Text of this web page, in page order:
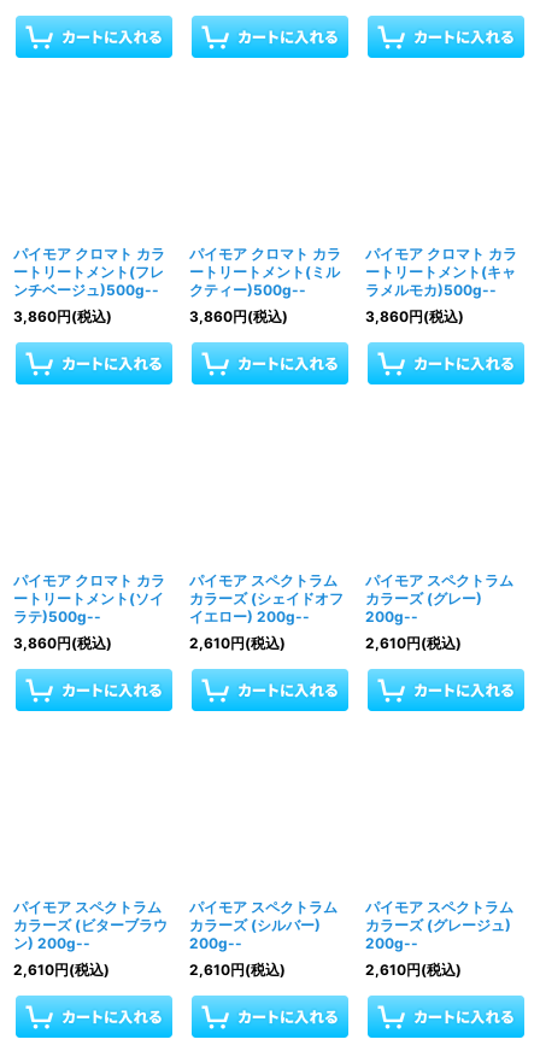
パイモア クロマト カラ
ートリートメント(フレ
ンチベージュ)500g--
3,860円(税込)
パイモア クロマト カラ
ートリートメント(ミル
クティー)500g--
3,860円(税込)
パイモア クロマト カラ
ートリートメント(キャ
ラメルモカ)500g--
3,860円(税込)
パイモア クロマト カラ
ートリートメント(ソイ
ラテ)500g--
3,860円(税込)
パイモア スペクトラム
カラーズ (シェイドオフ
イエロー) 200g--
2,610円(税込)
パイモア スペクトラム
カラーズ (グレー)
200g--
2,610円(税込)
パイモア スペクトラム
カラーズ (ビターブラウ
ン) 200g--
2,610円(税込)
パイモア スペクトラム
カラーズ (シルバー)
200g--
2,610円(税込)
パイモア スペクトラム
カラーズ (グレージュ)
200g--
2,610円(税込)